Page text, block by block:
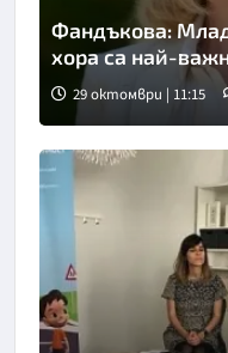
Фандъкова:
хора са най-
29 октомври | 11:15